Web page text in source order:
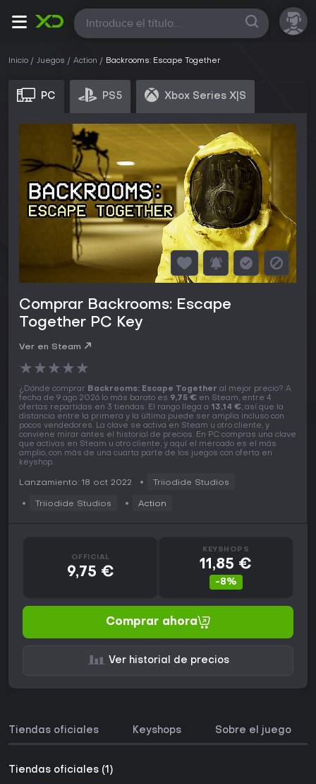
Todas
Inicio Juegos Action Backrooms: Escape Together
PC PS5 Xbox Series X|S
Comprar Backrooms: Escape
Together PC Key
Ver en Steam
★★★★★
¿Dónde comprar Backrooms: Escape Together al mejor precio? A
fecha de 9 ago 2026 lo más barato es 9,75 € en Steam, entre 4
ofertas repartidas en 3 tiendas. El rango llega a 13,14 €, así que la
distancia entre la primera y la última puede ser amplia incluso con
pocos vendedores. La clave se activa en Steam u otro cliente, y
conviene mirar antes el historial de precios. En PC compras una clave
que activas en Steam u otro cliente, y aquí el mercado es el más
amplio, con más de una cuarta parte de los juegos con oferta en
keyshop.
Lanzamiento: 18 oct 2022 Triiodide Studios
Triiodide Studios Action
OFFICIAL
9,75 €
KEYSHOPS
11,85 €
-8%
Comprar ahora
Ver historial de precios
Tiendas oficiales Keyshops Sobre el juego
Tiendas oficiales (1)